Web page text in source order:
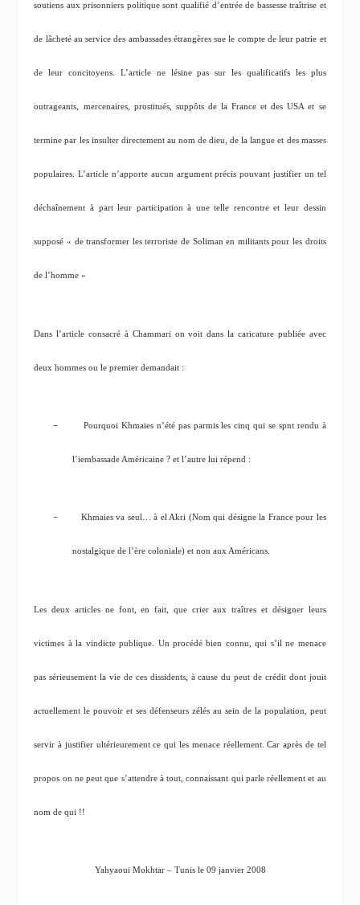
soutiens aux prisonniers politique sont qualifié d’entrée de bassesse traîtrise et
de lâcheté au service des ambassades étrangères sue le compte de leur patrie et
de leur concitoyens. L’article ne lésine pas sur les qualificatifs les plus
outrageants, mercenaires, prostitués, suppôts de la France et des USA et se
termine par les insulter directement au nom de dieu, de la langue et des masses
populaires. L’article n’apporte aucun argument précis pouvant justifier un tel
déchaînement à part leur participation à une telle rencontre et leur dessin
supposé « de transformer les terroriste de Soliman en militants pour les droits
de l’homme »
Dans l’article consacré à Chammari on voit dans la caricature publiée avec
deux hommes ou le premier demandait :
– Pourquoi Khmaies n’été pas parmis les cinq qui se spnt rendu à
l’iembassade Américaine ? et l’autre lui répend :
– Khmaies va seul… à el Akri (Nom qui désigne la France pour les
nostalgique de l’ère coloniale) et non aux Américans.
Les deux articles ne font, en fait, que crier aux traîtres et désigner leurs
victimes à la vindicte publique. Un procédé bien connu, qui s’il ne menace
pas sérieusement la vie de ces dissidents, à cause du peut de crédit dont jouit
actuellement le pouvoir et ses défenseurs zélés au sein de la population, peut
servir à justifier ultérieurement ce qui les menace réellement. Car après de tel
propos on ne peut que s’attendre à tout, connaissant qui parle réellement et au
nom de qui !!
Yahyaoui Mokhtar – Tunis le 09 janvier 2008